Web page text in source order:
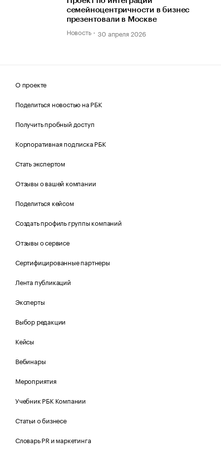
семейноцентричности в бизнес
презентовали в Москве
Новость 30 апреля 2026
О проекте
Поделиться новостью на РБК
Получить пробный доступ
Корпоративная подписка РБК
Стать экспертом
Отзывы о вашей компании
Поделиться кейсом
Создать профиль группы компаний
Отзывы о сервисе
Сертифицированные партнеры
Лента публикаций
Эксперты
Выбор редакции
Кейсы
Вебинары
Мероприятия
Учебник РБК Компании
Статьи о бизнесе
Словарь PR и маркетинга